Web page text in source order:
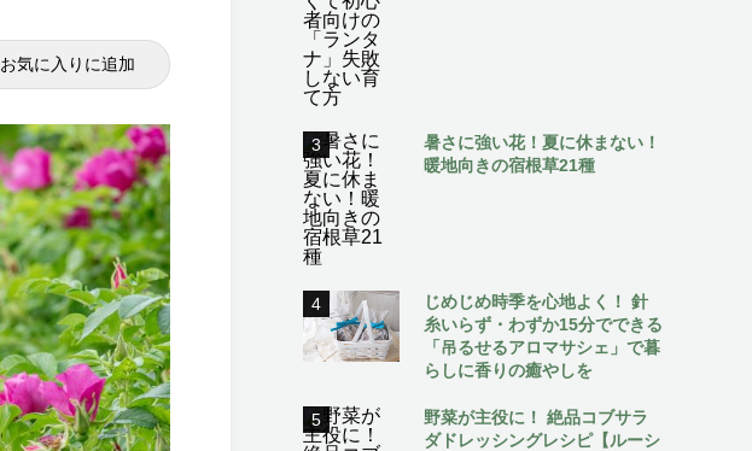
お気に入りに追加
3
暑さに強い花！夏に休まない！
暖地向きの宿根草21種
4
じめじめ時季を心地よく！ 針
糸いらず・わずか15分でできる
「吊るせるアロマサシェ」で暮
らしに香りの癒やしを
5
野菜が主役に！ 絶品コブサラ
ダドレッシングレシピ【ルーシ